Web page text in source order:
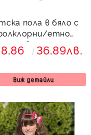
пола в бяло с
етно
мотиви с рози
36.89лв.
Виж детайли